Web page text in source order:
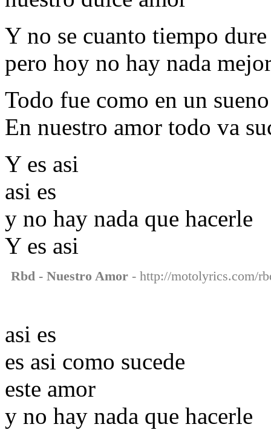
Y no se cuanto tiempo
pero hoy no hay nada
Todo fue como en un sueno
En nuestro amor todo va
Y es asi
asi es
y no hay nada que hacerle
Y es asi
Rbd - Nuestro Amor - http://motolyrics.com/
asi es
es asi como sucede
este amor
y no hay nada que hacerle